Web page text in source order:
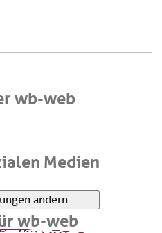
wb-web
Medien
ändern
wb-web